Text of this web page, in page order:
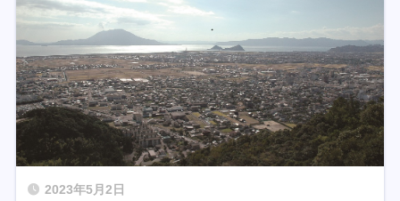
2023年5月2日